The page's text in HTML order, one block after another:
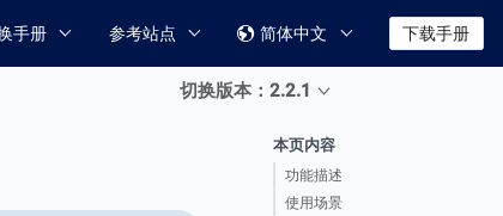
手册 参考站点  简体中文 下载手册
切换版本：2.2.1
本页内容
功能描述
使用场景